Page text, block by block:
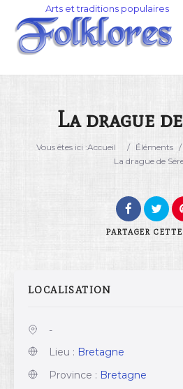
Catégorie
La drague
Vous êtes ici :Accueil / Éléments /
La drague de
PARTAGER
LOCALISATION
-
Lieu : Bretagne
Province : Bretagne